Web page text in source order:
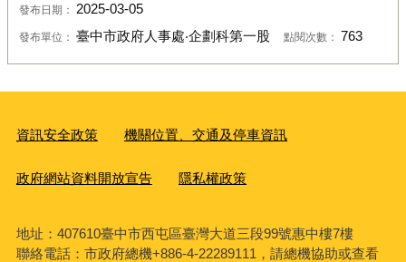
發布日期： 2025-03-05
發布單位： 臺中市政府人事處‧企劃科第一股 點閱次數： 763
資訊安全政策 機關位置、交通及停車資訊
政府網站資料開放宣告 隱私權政策
地址：407610臺中市西屯區臺灣大道三段99號惠中樓7樓
聯絡電話：市政府總機+886-4-22289111，請總機協助或查看